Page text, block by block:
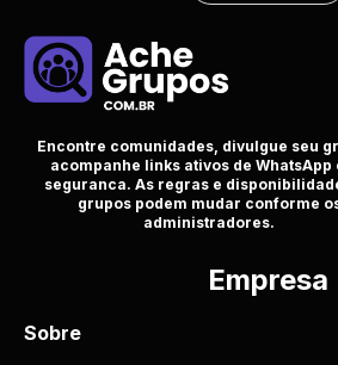
Encontre comunidades, divulgue seu
acompanhe links ativos de WhatsApp
seguranca. As regras e
grupos podem mudar conforme
administradores.
Empresa
Sobre